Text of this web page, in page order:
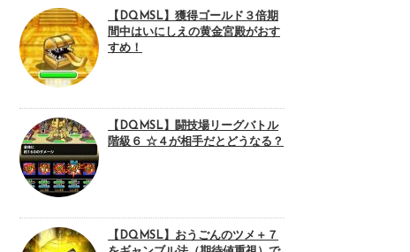
【DQMSL】獲得ゴールド３倍期
間中はいにしえの黄金宮殿がおす
すめ！
【DQMSL】闘技場リーグバトル
階級６ ☆４が相手だとどうなる？
【DQMSL】おうごんのツメ＋７